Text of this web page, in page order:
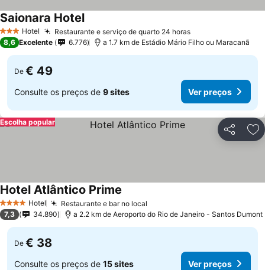
3 EstrelasHotel Restaurante e serviço de quarto 24 horas
Saionara Hotel
8,6 Excelente 6.776 a 1.7 km de Estádio Mário Filho ou Maracanã
De € 49
Consulte os preços de 9 sites Ver preços
Partilhar
Escolha popular
4 EstrelasHotel Restaurante e bar no local
Hotel Atlântico Prime
7,3 34.890 a 2.2 km de Aeroporto do Rio de Janeiro - Santos Dumont
De € 38
Consulte os preços de 15 sites Ver preços